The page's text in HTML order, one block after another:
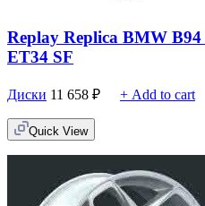
Replay Replica BMW
ET34 SF
Диски 11 658 ₽ + Add to cart
Quick View